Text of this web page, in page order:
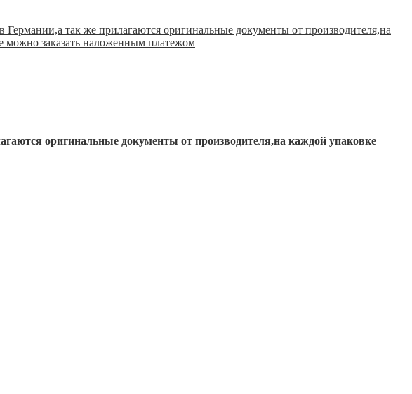
оригинальные документы от производителя,на каждой упаковке